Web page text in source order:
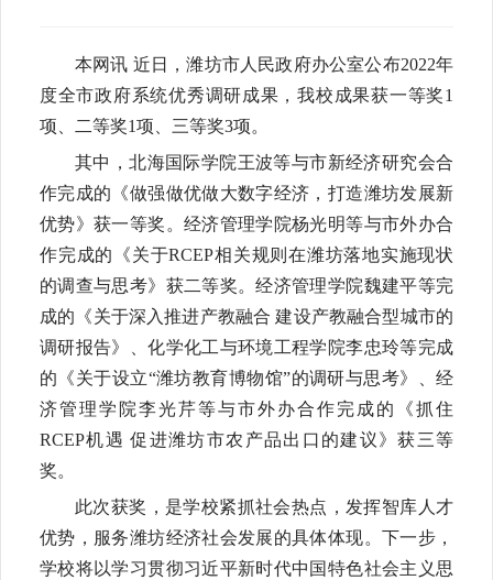
本网讯 近日，潍坊市人民政府办公室公布2022年
度全市政府系统优秀调研成果，我校成果获一等奖1
项、二等奖1项、三等奖3项。
其中，北海国际学院王波等与市新经济研究会合
作完成的《做强做优做大数字经济，打造潍坊发展新
优势》获一等奖。经济管理学院杨光明等与市外办合
作完成的《关于RCEP相关规则在潍坊落地实施现状
的调查与思考》获二等奖。经济管理学院魏建平等完
成的《关于深入推进产教融合 建设产教融合型城市的
调研报告》、化学化工与环境工程学院李忠玲等完成
的《关于设立“潍坊教育博物馆”的调研与思考》、经
济管理学院李光芹等与市外办合作完成的《抓住
RCEP机遇 促进潍坊市农产品出口的建议》获三等
奖。
此次获奖，是学校紧抓社会热点，发挥智库人才
优势，服务潍坊经济社会发展的具体体现。下一步，
学校将以学习贯彻习近平新时代中国特色社会主义思